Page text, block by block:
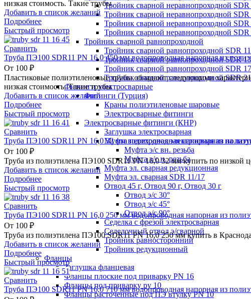
Тройник сварной неравнопроходной SDR
Тройник сварной неравнопроходной SDR
Тройник сварной неравнопроходной SDR
Тройник сварной неравнопроходной SDR
Тройник сварной равнопроходной
Тройник сварной равнопроходной SDR 11
Тройник сварной равнопроходной SDR
Тройник сварной равнопроходной SDR 17
Тройник сварной равнопроходной SDR 21
Фитинги электросварные
Фитинги (Турция)
Краны полиэтиленовые шаровые
Электросварные фитинги
Электросварные фитинги (КНР)
Заглушка электросварная
Муфта переходная электросварная на
Муфта э/с вн. резьба
Муфта э/с н. резьба
Муфта эл. cварная редукционная
Муфта эл. сварная SDR 11/17
Отвод 45 г, Отвод 90 г, Отвод 30 г
Отвод э/с 30°
Отвод э/с 45°
Отвод э/с 90°
Седелка с фрезой электросварная
Седелочный отвод э/сварной
Тройник равносторонний
Тройник редукционный
Фланцы
Заглушка фланцевая
Фланцы плоские под приварку PN 16
Фланцы под приварку ру 10
Фланцы расточенные под ПЭ втулку PN 10
низкая стоимость. Такие трубы
Добавить в список желаний
Подробнее
Быстрый просмотр
Сравнить
Труба ПЭ100 SDR11 PN 16,0 450 мм водопроводная напорная из
От 100 ₽
Пластиковые полиэтиленовые трубы обладают следующими
низкая стоимость. Такие трубы
Добавить в список желаний
Подробнее
Быстрый просмотр
Сравнить
Труба ПЭ100 SDR11 PN 16,0 32 мм водопроводная напорная из
От 100 ₽
Труба из полиэтилена ПЭ100 SDR11 PN 16,0 32 мм купить по низкой
Добавить в список желаний
Подробнее
Быстрый просмотр
Сравнить
Труба ПЭ100 SDR11 PN 16,0 250 мм водопроводная напорная из
От 100 ₽
Труба из полиэтилена ПЭ100 SDR11 PN 16,0 250 мм купить в
Добавить в список желаний
Подробнее
Быстрый просмотр
Сравнить
Труба ПЭ100 SDR11 PN 16,0 710 мм водопроводная напорная из